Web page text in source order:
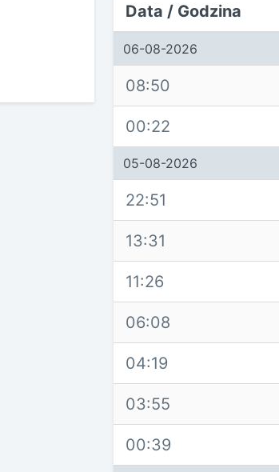
Data / Godzina
06-08-2026
08:50
00:22
05-08-2026
22:51
13:31
11:26
06:08
04:19
03:55
00:39